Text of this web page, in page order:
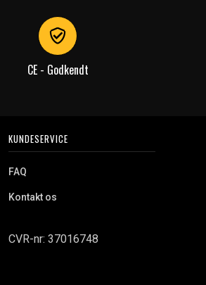
CE - Godkendt
KUNDESERVICE
FAQ
Kontakt os
CVR-nr: 37016748